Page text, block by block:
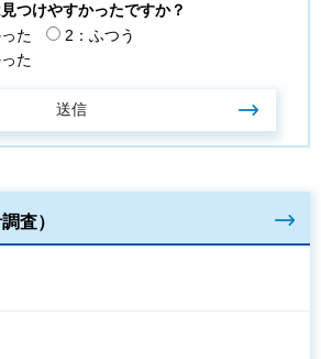
つけやすかったですか？
た
2：ふつう
た
査）